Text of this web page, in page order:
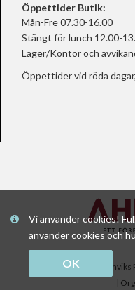
Vi använder cookies!
använder cookies och
OK
Öppettider Butik:
Mån-Fre 07.30-16.00
Stängt för lunch 12.00-
Lager/Kontor och
Öppettider vid röda
Copyright © Ahnviks
|